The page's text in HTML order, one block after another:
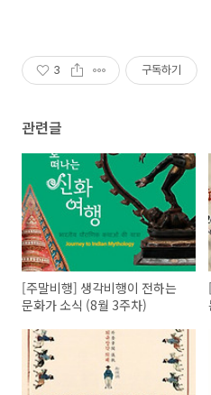
3 구독하기
관련글
[주말비행] 생각비행이 전하는
문화가 소식 (8월 3주차)